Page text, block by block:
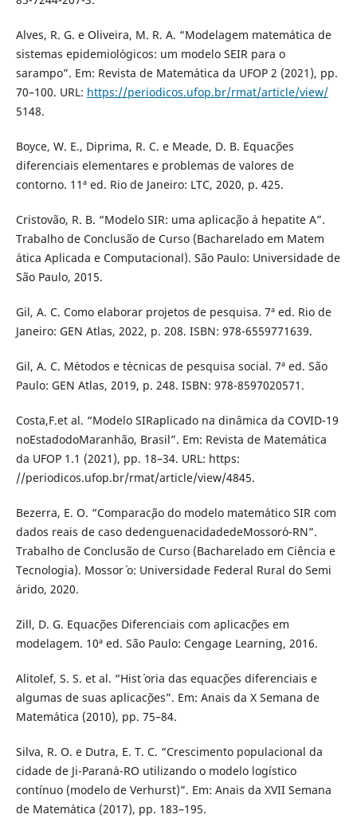
Alves, R. G. e Oliveira, M. R. A. “Modelagem matem´atica de
sistemas epidemiol´ogicos: um modelo SEIR para o
sarampo”. Em: Revista de Matem´atica da UFOP 2 (2021), pp.
70–100. URL: https://periodicos.ufop.br/rmat/article/view/
5148.
Boyce, W. E., Diprima, R. C. e Meade, D. B. Equac¸˜oes
diferenciais elementares e problemas de valores de
contorno. 11ª ed. Rio de Janeiro: LTC, 2020, p. 425.
Cristov˜ao, R. B. “Modelo SIR: uma aplicac¸˜ao `a hepatite A”.
Trabalho de Conclus˜ao de Curso (Bacharelado em Matem
´atica Aplicada e Computacional). S˜ao Paulo: Universidade de
S˜ao Paulo, 2015.
Gil, A. C. Como elaborar projetos de pesquisa. 7ª ed. Rio de
Janeiro: GEN Atlas, 2022, p. 208. ISBN: 978-6559771639.
Gil, A. C. M´etodos e t´ecnicas de pesquisa social. 7ª ed. S˜ao
Paulo: GEN Atlas, 2019, p. 248. ISBN: 978-8597020571.
Costa,F.et al. “Modelo SIRaplicado na dinˆamica da COVID-19
noEstadodoMaranh˜ao, Brasil”. Em: Revista de Matem´atica
da UFOP 1.1 (2021), pp. 18–34. URL: https:
//periodicos.ufop.br/rmat/article/view/4845.
Bezerra, E. O. “Comparac¸˜ao do modelo matem´atico SIR com
dados reais de caso dedenguenacidadedeMossor´o-RN”.
Trabalho de Conclus˜ao de Curso (Bacharelado em Ciˆencia e
Tecnologia). Mossor´ o: Universidade Federal Rural do Semi
´arido, 2020.
Zill, D. G. Equac¸˜oes Diferenciais com aplicac¸˜oes em
modelagem. 10ª ed. S˜ao Paulo: Cengage Learning, 2016.
Alitolef, S. S. et al. “Hist´ oria das equac¸˜oes diferenciais e
algumas de suas aplicac¸˜oes”. Em: Anais da X Semana de
Matem´atica (2010), pp. 75–84.
Silva, R. O. e Dutra, E. T. C. “Crescimento populacional da
cidade de Ji-Paran´a-RO utilizando o modelo logístico
contínuo (modelo de Verhurst)”. Em: Anais da XVII Semana
de Matem´atica (2017), pp. 183–195.